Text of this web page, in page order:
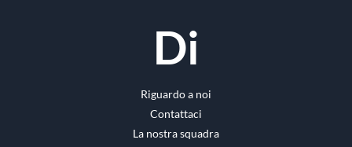
Di
Riguardo a noi
Contattaci
La nostra squadra